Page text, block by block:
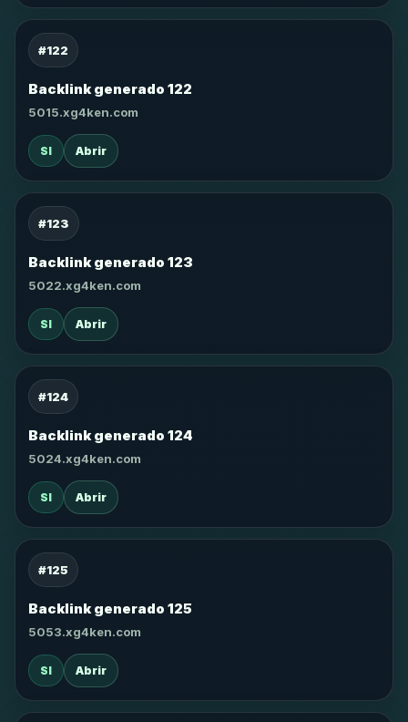
#122
Backlink generado 122
5015.xg4ken.com
SI Abrir
#123
Backlink generado 123
5022.xg4ken.com
SI Abrir
#124
Backlink generado 124
5024.xg4ken.com
SI Abrir
#125
Backlink generado 125
5053.xg4ken.com
SI Abrir